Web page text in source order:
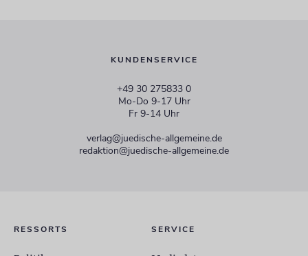
KUNDENSERVICE
+49 30 275833 0
Mo-Do 9-17 Uhr
Fr 9-14 Uhr
verlag@juedische-allgemeine.de
redaktion@juedische-allgemeine.de
RESSORTS SERVICE